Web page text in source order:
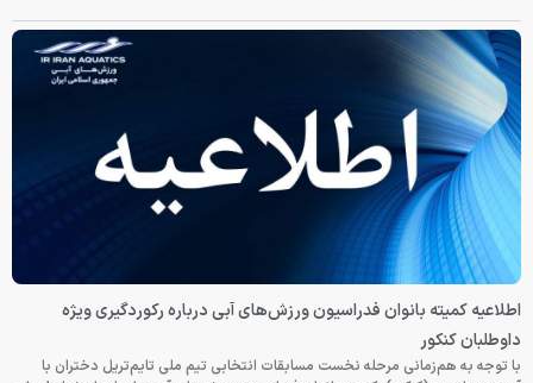
اطلاعیه کمیته بانوان فدراسیون ورزش‌های آبی درباره رکوردگیری ویژه
داوطلبان کنکور
با توجه به هم‌زمانی مرحله نخست مسابقات انتخابی تیم ملی تایم‌تریل دختران با